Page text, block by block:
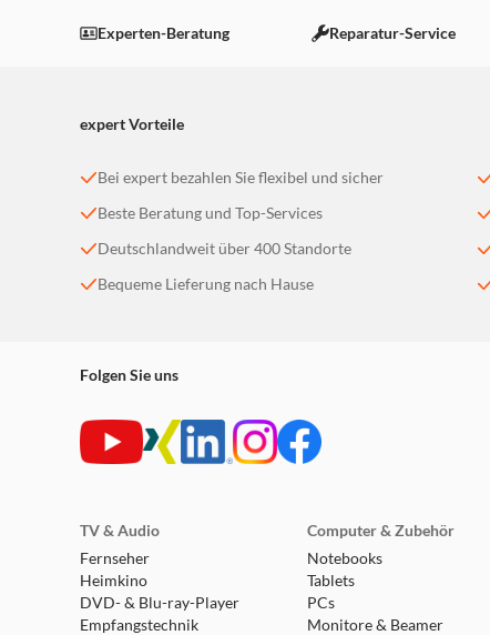
Einstellungen anpassen
Experten-Beratung Reparatur-Service
expert Vorteile
Bei expert bezahlen Sie flexibel und sicher
Beste Beratung und Top-Services
Deutschlandweit über 400 Standorte
Bequeme Lieferung nach Hause
Folgen Sie uns
TV & Audio
Fernseher
Heimkino
DVD- & Blu-ray-Player
Empfangstechnik
Computer & Zubehör
Notebooks
Tablets
PCs
Monitore & Beamer